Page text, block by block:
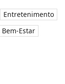
Entretenimento
Bem-Estar